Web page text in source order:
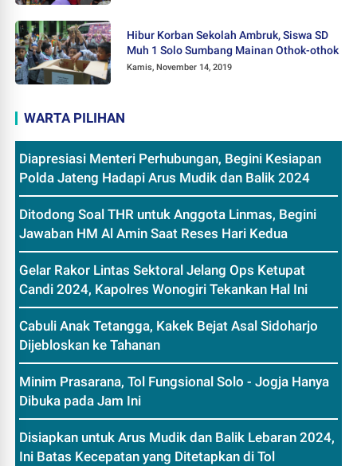
Hibur Korban Sekolah Ambruk, Siswa SD
Muh 1 Solo Sumbang Mainan Othok-othok
Kamis, November 14, 2019
WARTA PILIHAN
Diapresiasi Menteri Perhubungan, Begini Kesiapan
Polda Jateng Hadapi Arus Mudik dan Balik 2024
Ditodong Soal THR untuk Anggota Linmas, Begini
Jawaban HM Al Amin Saat Reses Hari Kedua
Gelar Rakor Lintas Sektoral Jelang Ops Ketupat
Candi 2024, Kapolres Wonogiri Tekankan Hal Ini
Cabuli Anak Tetangga, Kakek Bejat Asal Sidoharjo
Dijebloskan ke Tahanan
Minim Prasarana, Tol Fungsional Solo - Jogja Hanya
Dibuka pada Jam Ini
Disiapkan untuk Arus Mudik dan Balik Lebaran 2024,
Ini Batas Kecepatan yang Ditetapkan di Tol